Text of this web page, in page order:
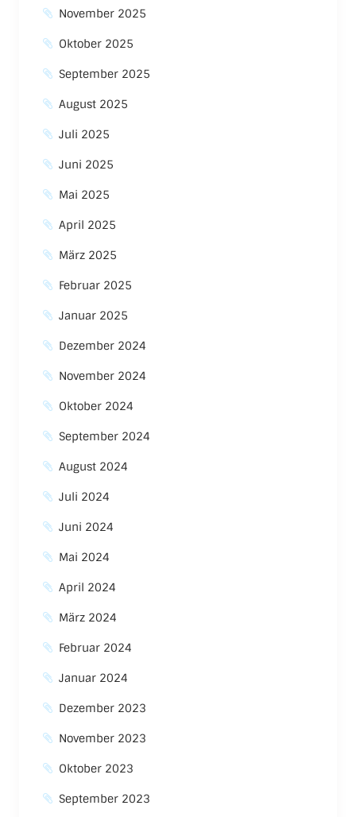
November 2025
Oktober 2025
September 2025
August 2025
Juli 2025
Juni 2025
Mai 2025
April 2025
März 2025
Februar 2025
Januar 2025
Dezember 2024
November 2024
Oktober 2024
September 2024
August 2024
Juli 2024
Juni 2024
Mai 2024
April 2024
März 2024
Februar 2024
Januar 2024
Dezember 2023
November 2023
Oktober 2023
September 2023